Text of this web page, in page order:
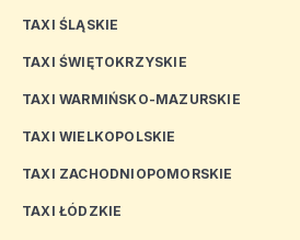
TAXI ŚLĄSKIE
TAXI ŚWIĘTOKRZYSKIE
TAXI WARMIŃSKO-MAZURSKIE
TAXI WIELKOPOLSKIE
TAXI ZACHODNIOPOMORSKIE
TAXI ŁÓDZKIE